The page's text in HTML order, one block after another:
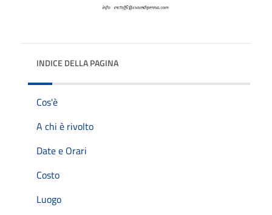
INDICE DELLA PAGINA
Cos'è
A chi è rivolto
Date e Orari
Costo
Luogo